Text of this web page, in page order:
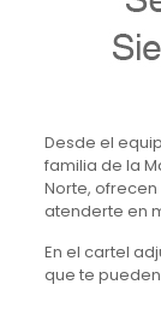
Desde el
familia de la
Norte,
atenderte en
En el cartel
que te